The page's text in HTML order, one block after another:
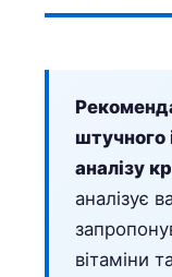
штучного
аналізу
аналізує
вітаміни